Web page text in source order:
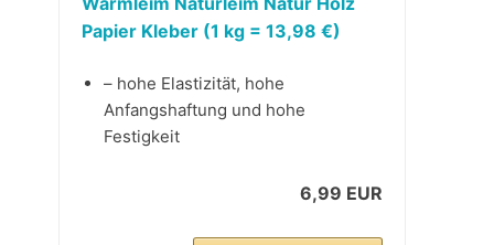
Papier Kleber (1 kg = 13,98 €)
– hohe Elastizität, hohe
Anfangshaftung und hohe
Festigkeit
6,99 EUR